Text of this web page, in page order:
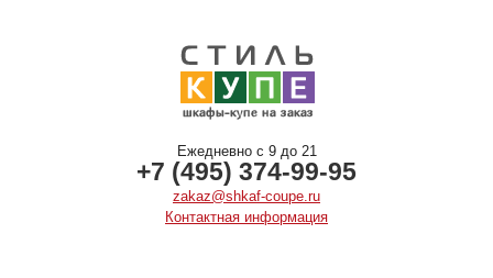
Ежедневно с 9 до 21
+7 (495) 374-99-95
zakaz@shkaf-coupe.ru
Контактная информация